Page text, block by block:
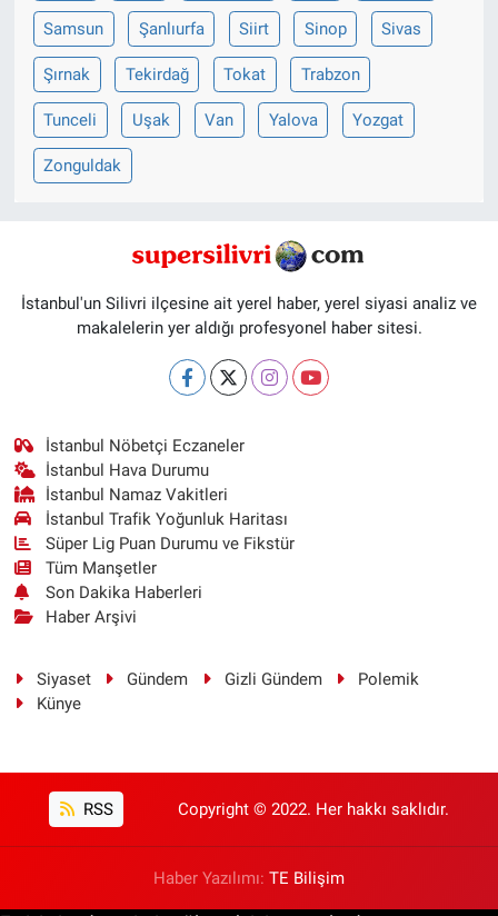
Samsun Şanlıurfa Siirt Sinop Sivas
Şırnak Tekirdağ Tokat Trabzon
Tunceli Uşak Van Yalova Yozgat
Zonguldak
İstanbul'un Silivri ilçesine ait yerel haber, yerel siyasi analiz ve
makalelerin yer aldığı profesyonel haber sitesi.
İstanbul Nöbetçi Eczaneler
İstanbul Hava Durumu
İstanbul Namaz Vakitleri
İstanbul Trafik Yoğunluk Haritası
Süper Lig Puan Durumu ve Fikstür
Tüm Manşetler
Son Dakika Haberleri
Haber Arşivi
Siyaset Gündem Gizli Gündem
Polemik
Künye
RSS Copyright © 2022. Her hakkı saklıdır.
Haber Yazılımı: TE Bilişim